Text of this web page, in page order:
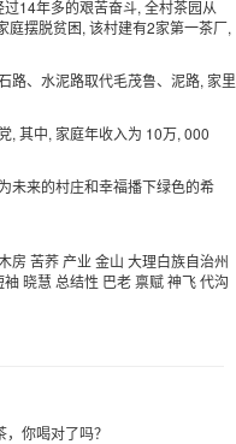
14年多的艰苦奋斗, 全村茶园从
摆脱贫困, 该村建有2家第一茶厂,
路、水泥路取代毛茂鲁、泥路, 家里
, 其中, 家庭年收入为 10万, 000
未来的村庄和幸福播下绿色的希
房 苦荞 产业 金山 大理白族自治州
袖晓慧 总结性 巴老禀赋神飞代沟
你喝对了吗？